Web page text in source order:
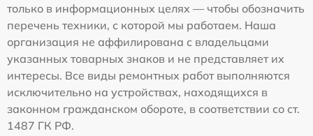
только в информационных целях — чтобы обозначить
перечень техники, с которой мы работаем. Наша
организация не аффилирована с владельцами
указанных товарных знаков и не представляет их
интересы. Все виды ремонтных работ выполняются
исключительно на устройствах, находящихся в
законном гражданском обороте, в соответствии со ст.
1487 ГК РФ.